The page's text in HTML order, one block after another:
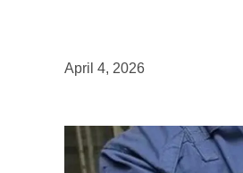
April 4, 2026